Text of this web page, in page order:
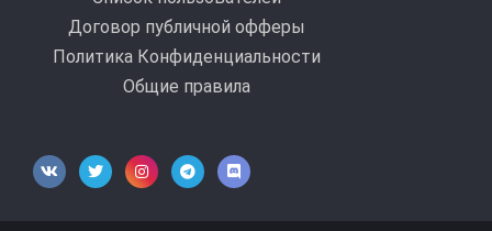
Договор публичной офферы
Политика Конфиденциальности
Общие правила